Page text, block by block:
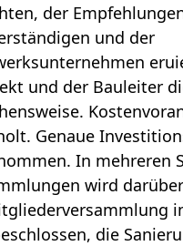
der
und der
und der Bauleiter
Genaue
In mehreren
wird
die